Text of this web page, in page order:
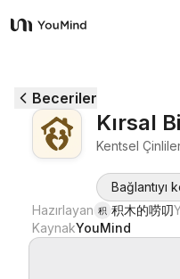
YouMind
Kullanım Senaryoları
Beceriler
Kırsal
Kentsel
Bağlantıyı
Hazırlayan 积 积木的唠叨
KaynakYouMind